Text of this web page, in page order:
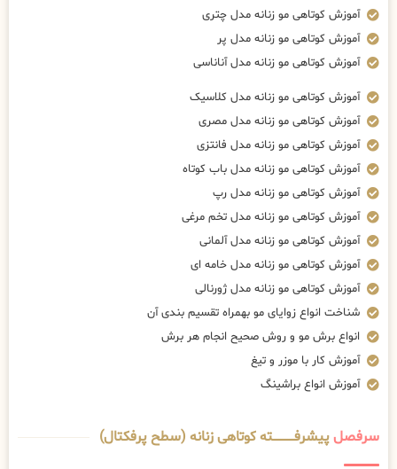
آموزش کوتاهی مو زنانه مدل چتری
آموزش کوتاهی مو زنانه مدل پر
آموزش کوتاهی مو زنانه مدل آناناسی
آموزش کوتاهی مو زنانه مدل کلاسیک
آموزش کوتاهی مو زنانه مدل مصری
آموزش کوتاهی مو زنانه مدل فانتزی
آموزش کوتاهی مو زنانه مدل باب کوتاه
آموزش کوتاهی مو زنانه مدل رپ
آموزش کوتاهی مو زنانه مدل تخم مرغی
آموزش کوتاهی مو زنانه مدل آلمانی
آموزش کوتاهی مو زنانه مدل خامه ای
آموزش کوتاهی مو زنانه مدل ژورنالی
شناخت انواع زوایای مو بهمراه تقسیم بندی آن
انواع برش مو و روش صحیح انجام هر برش
آموزش کار با موزر و تیغ
آموزش انواع براشینگ
سرفصلپیشرفــــــــــــته کوتاهی زنانه (سطح پرفکتال)